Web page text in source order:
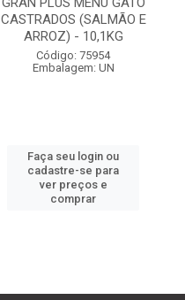
CASTRADOS (SALMÃO E
ARROZ) - 10,1KG
Código: 75954
Embalagem: UN
Faça seu login ou
cadastre-se para
ver preços e
comprar